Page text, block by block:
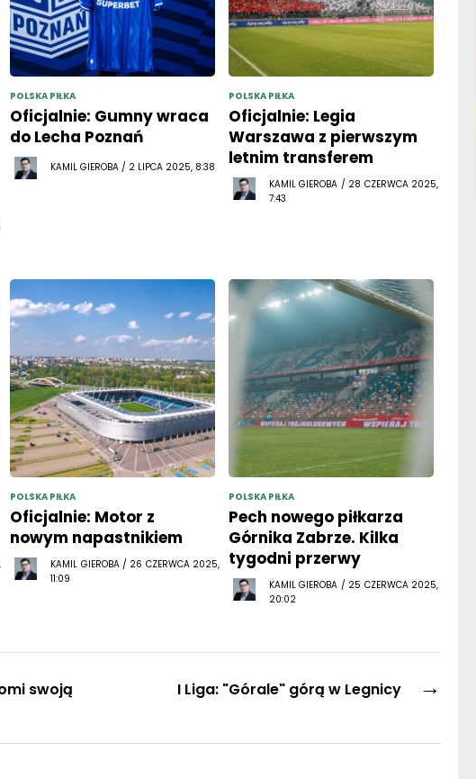
POLSKA PIŁKA
Oficjalnie: Gumny wraca
do Lecha Poznań
KAMIL GIEROBA / 2 LIPCA 2025, 8:38
POLSKA PIŁKA
Oficjalnie: Legia
Warszawa z pierwszym
letnim transferem
KAMIL GIEROBA / 28 CZERWCA 2025,
7:43
POLSKA PIŁKA
Oficjalnie: Motor z
nowym napastnikiem
KAMIL GIEROBA / 26 CZERWCA 2025,
11:09
POLSKA PIŁKA
Pech nowego piłkarza
Górnika Zabrze. Kilka
tygodni przerwy
KAMIL GIEROBA / 25 CZERWCA 2025,
20:02
swoją
→
I Liga: "Górale" górą w Legnicy